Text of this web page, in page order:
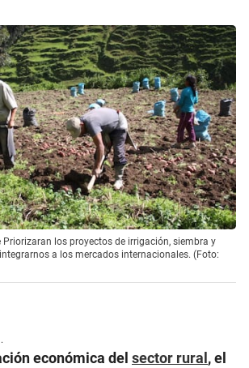
los proyectos de irrigación, siembra y
a los mercados internacionales. (Foto:
económica del sector rural , el